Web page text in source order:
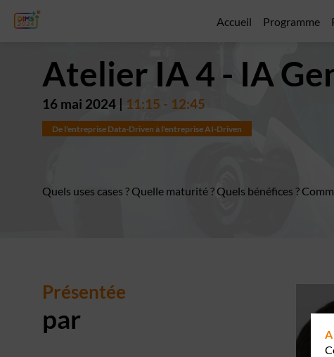
Accueil Programme
Atelier IA 4 - IA
16 mai 2024 11:15 - 12:45
De l'entreprise Data-Driven à l'entreprise AI-Driven
Quels uses cases ? Quelle maturité ? Quels bénéfices ?
Présentée
par